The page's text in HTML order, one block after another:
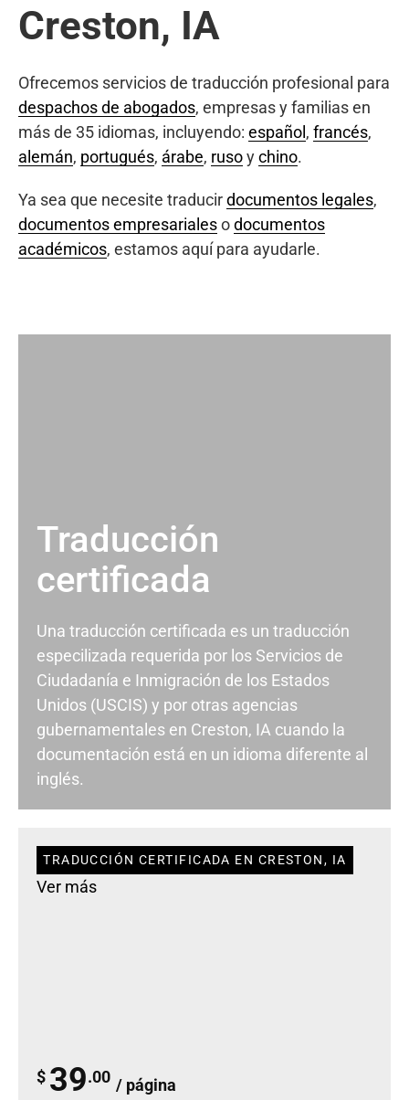
Creston, IA
Ofrecemos servicios de traducción profesional para
despachos de abogados, empresas y familias en
más de 35 idiomas, incluyendo: español , francés,
alemán, portugués, árabe, rusoychino.
Ya sea que necesite traducirdocumentos legales,
documentos empresarialesodocumentos
académicos, estamos aquí para ayudarle.
Traducción
certificada
Una traducción certificada es un traducción
especilizada requerida por los Servicios de
Ciudadanía e Inmigración de los Estados
Unidos (USCIS) y por otras agencias
gubernamentales en Creston, IA cuando la
documentación está en un idioma diferente al
inglés.
TRADUCCIÓN CERTIFICADA EN CRESTON, IA
Ver más
$ 39.00 / página